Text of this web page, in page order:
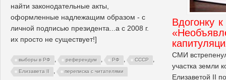
найти законодательные акты,
оформленные надлежащим образом - с
личной подписью президента...а с 2008 г.
их просто не существует!]
выборы в РФ , референдум , РФ , СССР ,
Елизавета II , переписка с читателями
Вдогонку
СМИ
участка земли
Елизаветой II